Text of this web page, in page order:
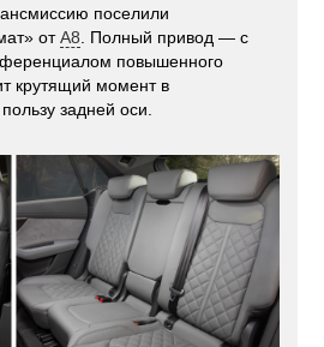
поселили
отA8 . Полный привод — с
повышенного
крутящий момент в
задней оси.